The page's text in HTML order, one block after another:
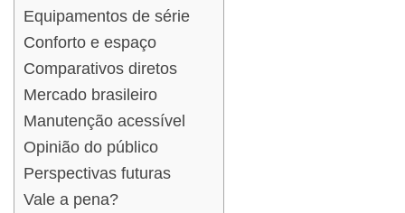
Equipamentos de série
Conforto e espaço
Comparativos diretos
Mercado brasileiro
Manutenção acessível
Opinião do público
Perspectivas futuras
Vale a pena?